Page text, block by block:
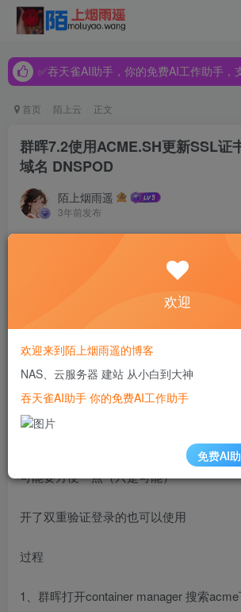
✅吞天雀AI助手，你的免费AI工作助手，支持gpt-4o、
✅吞天雀AI助手，你的免费AI工作助手，支持gpt-4o、
首页 陌上云 正文
群晖7.2使用ACME.SH更新SSL证
域名 DNSPOD
陌上烟雨遥
3年前发布
letsencrypt的SSL证书只有三个月有效期
都使用了SSL证书，来开启HTTPS。三个
动申请手动上传很麻烦，因此不断百度发
合群晖的任务计划能够自动更新证书。
可能张大妈已经有了同类型的，但我认为
可能要方便一点（只是可能）
开了双重验证登录的也可以使用
过程
1、群晖打开container manager 搜索
欢迎
欢迎来到陌上烟雨遥的博客
NAS、云服务器 建站 从小白到大神
吞天雀AI助手 你的免费AI工作助手
免费AI